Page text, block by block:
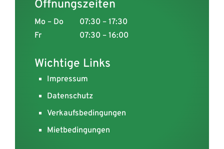
Öffnungszeiten
Mo – Do
07:30 – 17:30
Fr
07:30 – 16:00
Wichtige Links
Impressum
Datenschutz
Verkaufsbedingungen
Mietbedingungen